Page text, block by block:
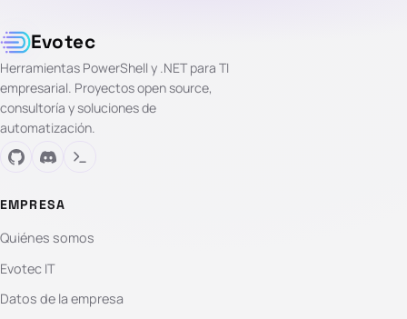
Evotec
Herramientas PowerShell y .NET para TI
empresarial. Proyectos open source,
consultoría y soluciones de
automatización.
EMPRESA
Quiénes somos
Evotec IT
Datos de la empresa